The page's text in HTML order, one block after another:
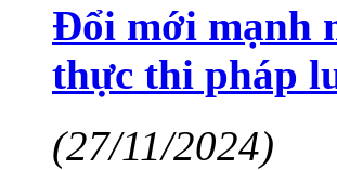
Đổi mới mạnh
thực thi pháp
(27/11/2024)